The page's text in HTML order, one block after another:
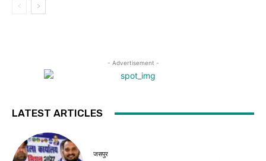
- Advertisement -
LATEST ARTICLES
जसपुर